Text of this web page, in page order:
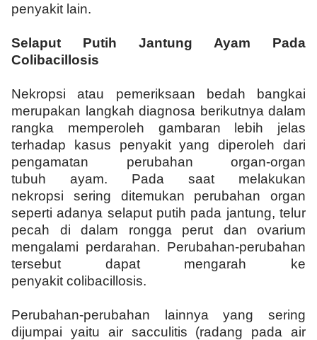
penyakit lain.
Selaput Putih Jantung Ayam Pada
Colibacillosis
Nekropsi atau pemeriksaan bedah bangkai
merupakan langkah diagnosa berikutnya dalam
rangka memperoleh gambaran lebih jelas
terhadap kasus penyakit yang diperoleh dari
pengamatan perubahan organ-organ
tubuh ayam. Pada saat melakukan
nekropsi sering ditemukan perubahan organ
seperti adanya selaput putih pada jantung, telur
pecah di dalam rongga perut dan ovarium
mengalami perdarahan. Perubahan-perubahan
tersebut dapat mengarah ke
penyakit colibacillosis.
Perubahan-perubahan lainnya yang sering
dijumpai yaitu air sacculitis (radang pada air